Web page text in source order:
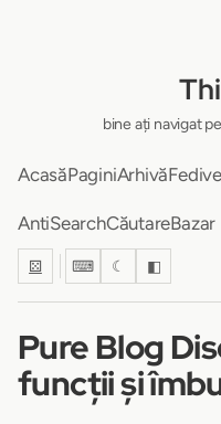
bine ați navigat
AcasăPaginiArhivă
AntiSearchCăutare
⚄ ⌨ ☾ ◧
Pure Blog
funcții și